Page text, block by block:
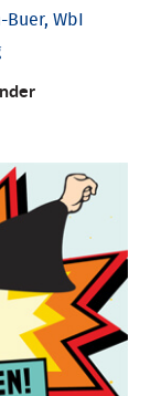
Buer, WbI